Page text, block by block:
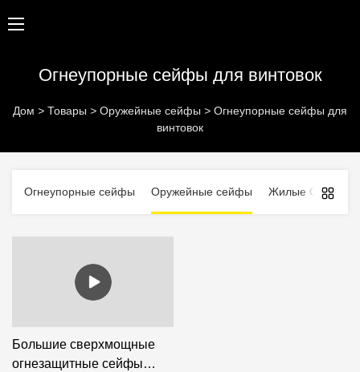
Огнеупорные сейфы для винтовок
Дом > Товары > Оружейные сейфы > Огнеупорные сейфы для
винтовок
Огнеупорные сейфы Оружейные сейфы Жилые Сейфы
Большие сверхмощные
огнезащитные сейфы